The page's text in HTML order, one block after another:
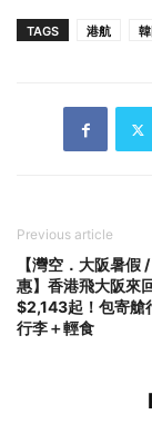
TAGS 港航
Previous article
【灣空．大阪暑假
惠】香港飛大阪來
$2,143起！包寄艙
行李＋輕食